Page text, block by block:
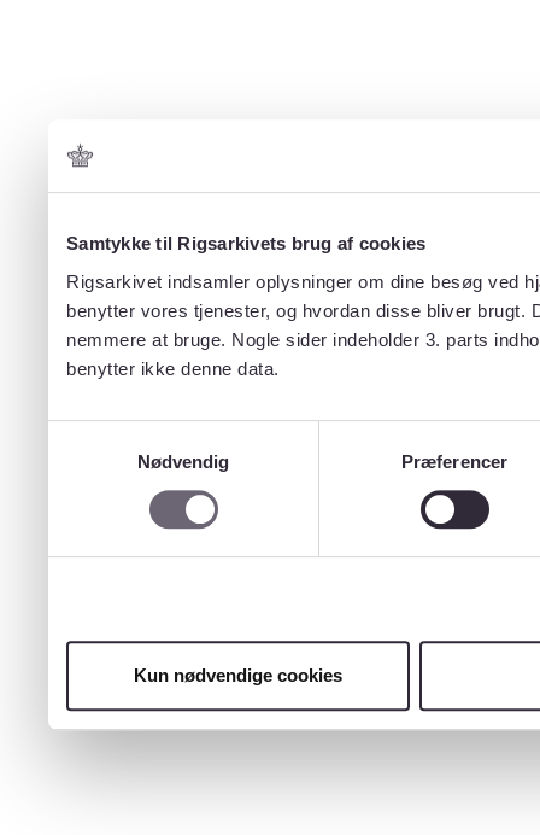
Samtykke til Rigsarkivets brug af cookies
Rigsarkivet indsamler oplysninger om dine besøg ved
benytter vores tjenester, og hvordan disse bliver
nemmere at bruge. Nogle sider indeholder 3. parts
benytter ikke denne data.
Nødvendig
Præferencer
Kun nødvendige cookies